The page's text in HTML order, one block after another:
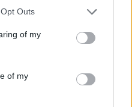
uses one or more Google
You may click to
and its third-party tags to
purposes in below Google
Outs
of my
of my
Serbia, Macedonia del